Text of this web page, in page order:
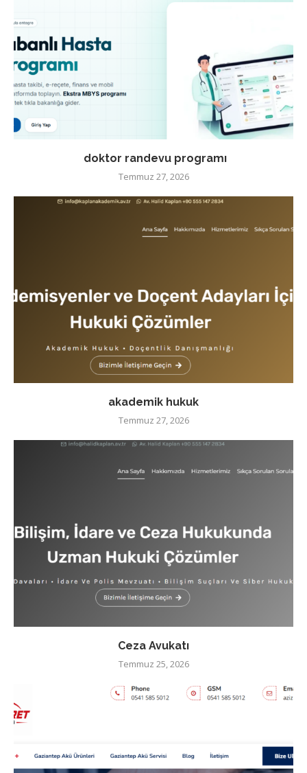
doktor randevu programı
Temmuz 27, 2026
akademik hukuk
Temmuz 27, 2026
Ceza Avukatı
Temmuz 25, 2026